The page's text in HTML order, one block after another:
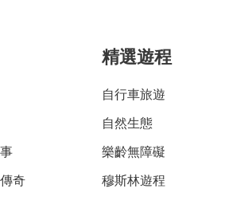
奇
精選遊程
自行車旅遊
自然生態
樂齡無障礙
穆斯林遊程